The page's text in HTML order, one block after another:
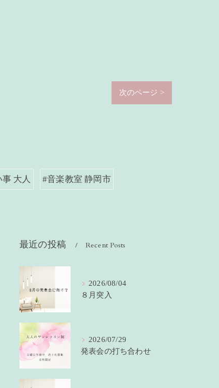
次のページ >
大人 #音楽教室 静岡市
最近の投稿 Recent Posts
2026/08/04
８月突入
2026/07/29
発表会の打ち合わせ